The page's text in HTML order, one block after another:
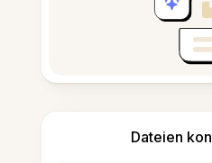
Dateien